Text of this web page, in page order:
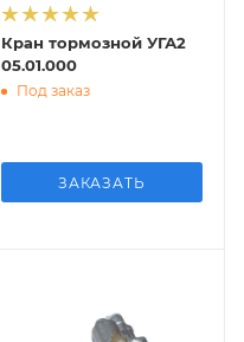
Кран тормозной УГА2
05.01.000
Под заказ
ЗАКАЗАТЬ